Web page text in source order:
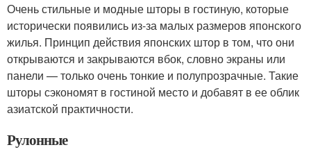
Очень стильные и модные шторы в гостиную, которые
исторически появились из-за малых размеров японского
жилья. Принцип действия японских штор в том, что они
открываются и закрываются вбок, словно экраны или
панели — только очень тонкие и полупрозрачные. Такие
шторы сэкономят в гостиной место и добавят в ее облик
азиатской практичности.
Рулонные